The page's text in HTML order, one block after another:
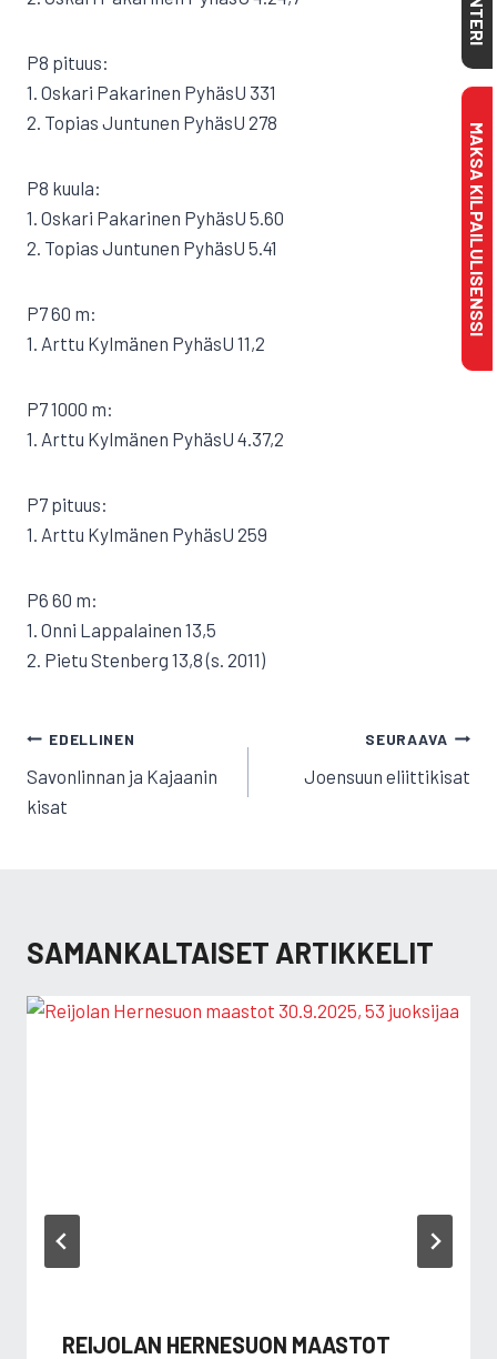
P8 pituus:
1. Oskari Pakarinen PyhäsU 331
2. Topias Juntunen PyhäsU 278
P8 kuula:
1. Oskari Pakarinen PyhäsU 5.60
2. Topias Juntunen PyhäsU 5.41
P7 60 m:
1. Arttu Kylmänen PyhäsU 11,2
P7 1000 m:
1. Arttu Kylmänen PyhäsU 4.37,2
P7 pituus:
1. Arttu Kylmänen PyhäsU 259
P6 60 m:
1. Onni Lappalainen 13,5
2. Pietu Stenberg 13,8 (s. 2011)
ARTIKKELIEN
SELAUS
EDELLINEN
Savonlinnan ja Kajaanin
kisat
SEURAAVA
Joensuun eliittikisat
SAMANKALTAISET ARTIKKELIT
REIJOLAN HERNESUON MAASTOT
MAKSA KILPAILULISENSSI